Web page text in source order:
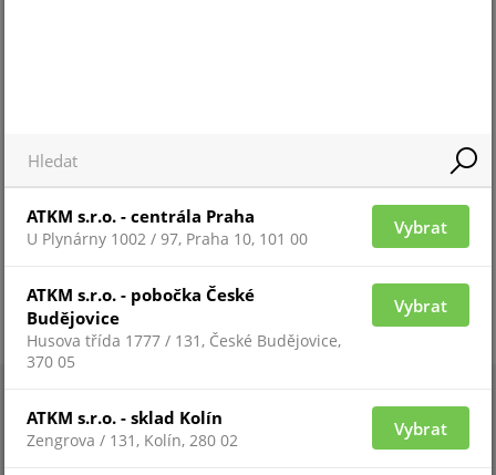
ATKM s.r.o. - centrála Praha
U Plynárny 1002 / 97, Praha 10, 101 00
Vybrat
ATKM s.r.o. - pobočka České
Budějovice
Husova třída 1777 / 131, České Budějovice,
370 05
Vybrat
ATKM s.r.o. - sklad Kolín
Zengrova / 131, Kolín, 280 02
Vybrat